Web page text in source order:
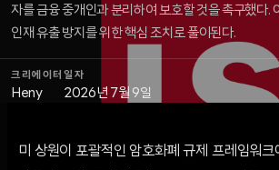
자를 금융 중개인과 분리하여 보호할 것을 촉구했다.
인재 유출 방지를 위한 핵심 조치로 풀이된다.
크리에이터
Heny
일자
2026년 7월 9일
미 상원이 포괄적인 암호화폐 규제 프레임워